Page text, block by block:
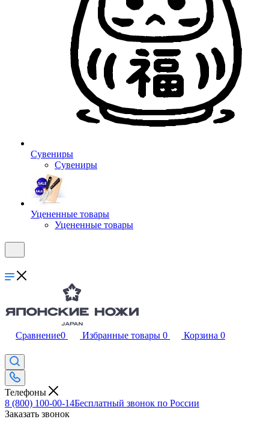
Сувениры
Сувениры
Уцененные товары
Уцененные товары
Сравнение0 Избранные товары 0 Корзина 0
Телефоны
8 (800) 100-00-14Бесплатный звонок по России
Заказать звонок